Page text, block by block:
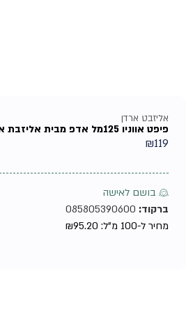
אליזבט ארדן
פיפט אווניו 125מל אדפ מבית אליזבת ארדן – בושם לאשה
₪119
♀ בושם לאישה
ברקוד:085805390600
מחיר ל-100 מ"ל:
₪95.20